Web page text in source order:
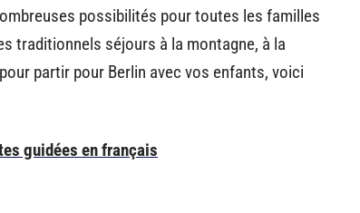
possibilités pour toutes les familles
traditionnels séjours à la montagne, à la
partir pour Berlin avec vos enfants, voici
guidées en français